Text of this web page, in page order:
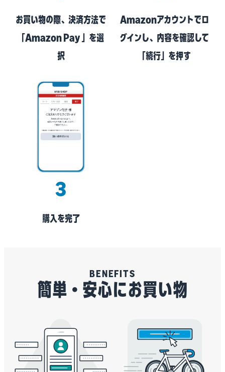
お買い物の際、決済方法で
「Amazon Pay 」を選
択
Amazonアカウントでロ
グインし、内容を確認して
「続行」を押す
3
購入を完了
BENEFITS
簡単・安心にお買い物